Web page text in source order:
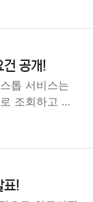
건 공개!
톱 서비스는
조회하고 …
표!